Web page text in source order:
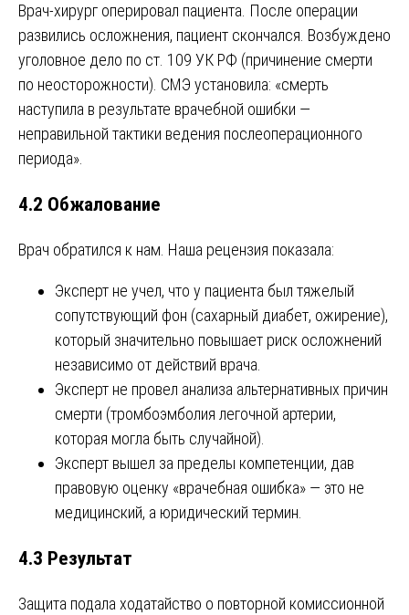
Врач-хирург оперировал пациента. После операции
развились осложнения, пациент скончался. Возбуждено
уголовное дело по ст. 109 УК РФ (причинение смерти
по неосторожности). СМЭ установила: «смерть
наступила в результате врачебной ошибки —
неправильной тактики ведения послеоперационного
периода».
4.2 Обжалование
Врач обратился к нам. Наша рецензия показала:
Эксперт не учел, что у пациента был тяжелый
сопутствующий фон (сахарный диабет, ожирение),
который значительно повышает риск осложнений
независимо от действий врача.
Эксперт не провел анализа альтернативных причин
смерти (тромбоэмболия легочной артерии,
которая могла быть случайной).
Эксперт вышел за пределы компетенции, дав
правовую оценку «врачебная ошибка» — это не
медицинский, а юридический термин.
4.3 Результат
Защита подала ходатайство о повторной комиссионной